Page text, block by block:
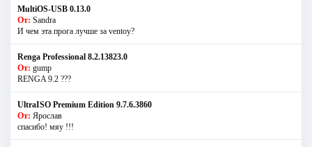
MultiOS-USB 0.13.0
От: Sandra
И чем эта прога лучше за ventoy?
Renga Professional 8.2.13823.0
От: gump
RENGA 9.2 ???
UltraISO Premium Edition 9.7.6.3860
От: Ярослав
спасибо! мяу !!!